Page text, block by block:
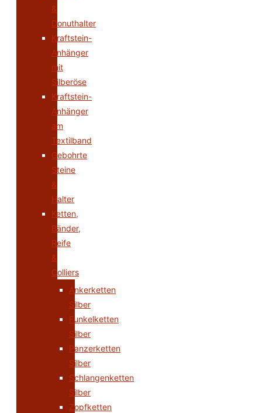
&
Donuthalter
Kraftstein-
Anhänger
mit
Silberöse
Kraftstein-
Anhänger
am
Textilband
Gebohrte
Steine
&
Halter
Ketten,
Bänder,
Reife
&
Colliers
Ankerketten
Silber
Funkelketten
Silber
Panzerketten
Silber
Schlangenketten
Silber
Zopfketten